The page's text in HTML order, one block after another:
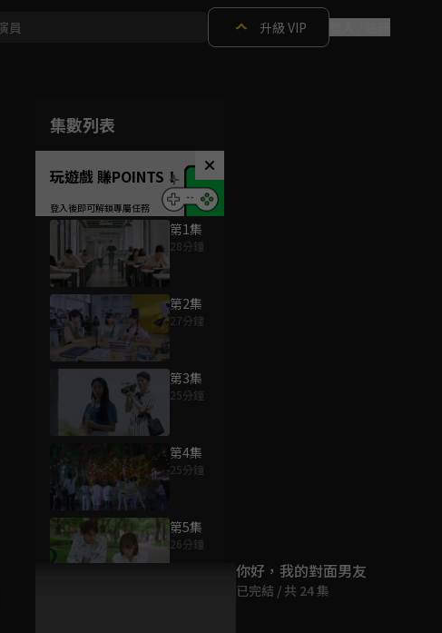
升級 VIP
集數列表
玩遊戲 賺POINTS！
第1集
28分鐘
第2集
27分鐘
第3集
25分鐘
第4集
25分鐘
第5集
26分鐘
為您推薦
你好，我的對面男友
已完結 / 共 24 集